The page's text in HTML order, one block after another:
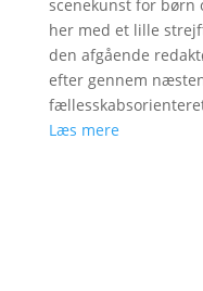
scenekunst for børn
her med et lille
den afgående
efter gennem
Læs mere